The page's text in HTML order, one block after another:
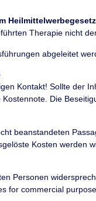
Heilmittelwerbegesetz
Therapie nicht
abgeleitet
Kontakt! Sollte der
Die
beanstandeten
Kosten werden
Personen
for commercial